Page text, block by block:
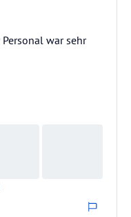
war sehr